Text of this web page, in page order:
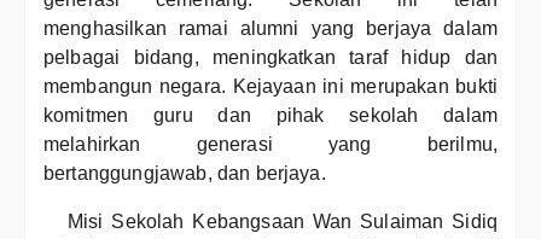
menghasilkan ramai alumni yang berjaya dalam
pelbagai bidang, meningkatkan taraf hidup dan
membangun negara. Kejayaan ini merupakan bukti
komitmen guru dan pihak sekolah dalam
melahirkan generasi yang berilmu,
bertanggungjawab, dan berjaya.
Misi Sekolah Kebangsaan Wan Sulaiman Sidiq